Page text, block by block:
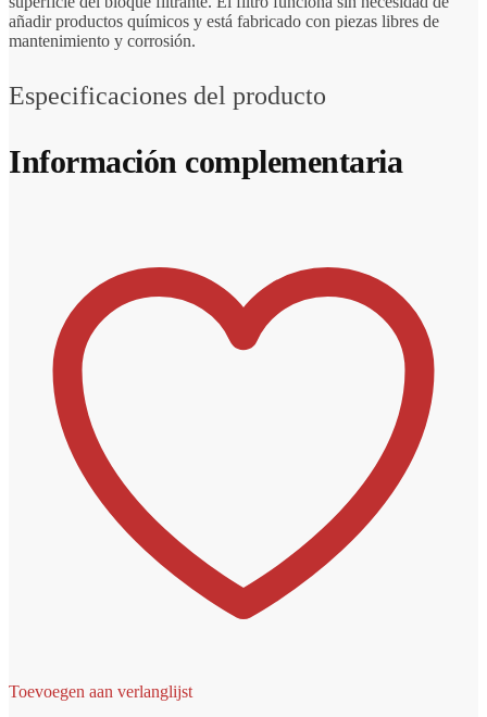
añadir productos químicos y está fabricado con piezas libres de
mantenimiento y corrosión.
Especificaciones del producto
Información complementaria
Toevoegen aan verlanglijst